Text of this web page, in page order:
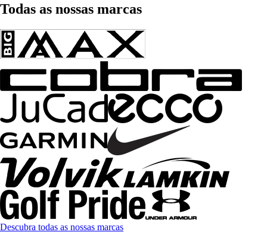
Todas as nossas marcas
Descubra todas as nossas marcas